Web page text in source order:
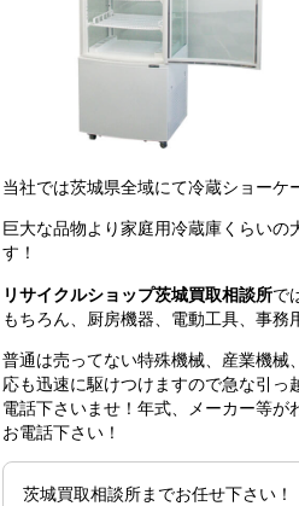
当社では茨城県全域にて冷蔵ショーケ
巨大な品物より家庭用冷蔵庫くらい
す！
リサイクルショップ茨城買取相談所で
もちろん、厨房機器、電動工具、事務
普通は売ってない特殊機械、産業機
応も迅速に駆けつけますので急な引
電話下さいませ！年式、メーカー等
お電話下さい！
茨城買取相談所までお任せ下さい！